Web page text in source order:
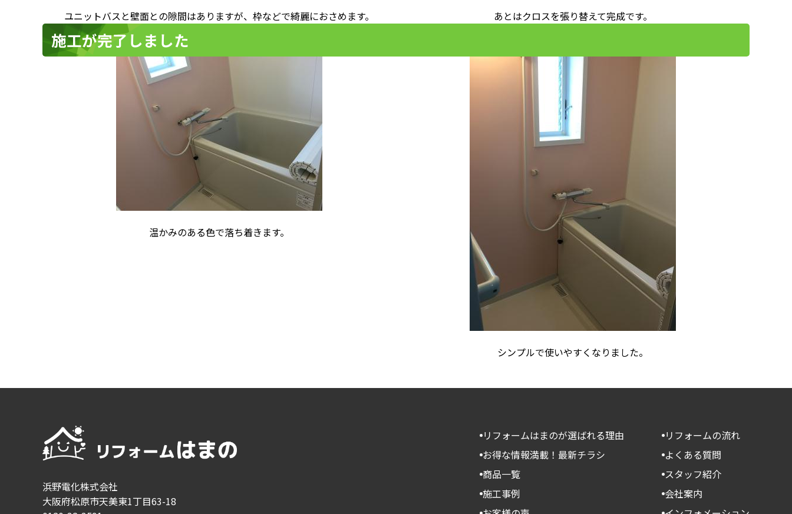
ユニットバスと壁面との隙間はありますが、枠などで綺麗におさめます。 あとはクロスを張り替えて完成です。
施工が完了しました
温かみのある色で落ち着きます。
シンプルで使いやすくなりました。
浜野電化株式会社
大阪府松原市天美東1丁目63-18
リフォームはまのが選ばれる理由
お得な情報満載！最新チラシ
商品一覧
施工事例
リフォームの流れ
よくある質問
スタッフ紹介
会社案内